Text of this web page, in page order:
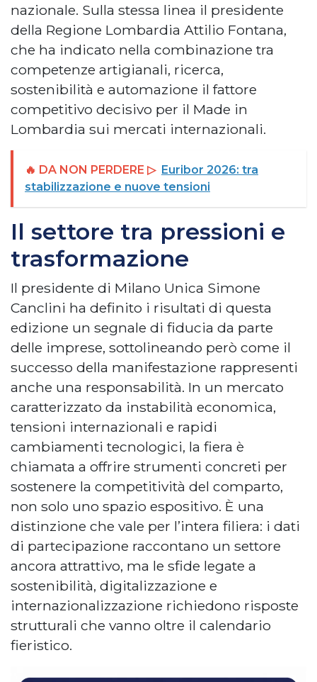
nazionale. Sulla stessa linea il presidente
della Regione Lombardia Attilio Fontana,
che ha indicato nella combinazione tra
competenze artigianali, ricerca,
sostenibilità e automazione il fattore
competitivo decisivo per il Made in
Lombardia sui mercati internazionali.
🔥 DA NON PERDERE ▷ Euribor 2026: tra
stabilizzazione e nuove tensioni
Il settore tra pressioni e
trasformazione
Il presidente di Milano Unica Simone
Canclini ha definito i risultati di questa
edizione un segnale di fiducia da parte
delle imprese, sottolineando però come il
successo della manifestazione rappresenti
anche una responsabilità. In un mercato
caratterizzato da instabilità economica,
tensioni internazionali e rapidi
cambiamenti tecnologici, la fiera è
chiamata a offrire strumenti concreti per
sostenere la competitività del comparto,
non solo uno spazio espositivo. È una
distinzione che vale per l’intera filiera: i dati
di partecipazione raccontano un settore
ancora attrattivo, ma le sfide legate a
sostenibilità, digitalizzazione e
internazionalizzazione richiedono risposte
strutturali che vanno oltre il calendario
fieristico.